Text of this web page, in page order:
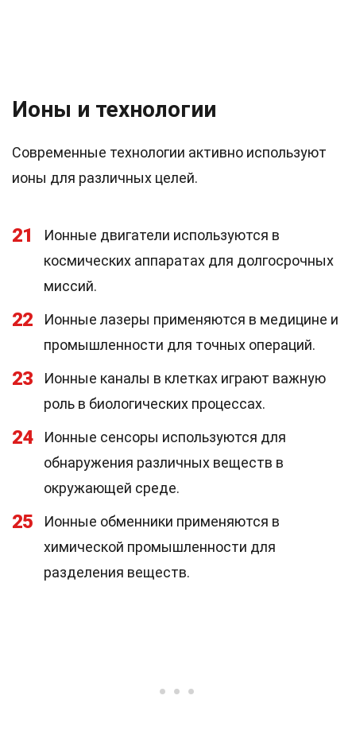
Ионы и технологии
Современные технологии активно используют
ионы для различных целей.
21
Ионные двигатели используются в
космических аппаратах для долгосрочных
миссий.
22
Ионные лазеры применяются в медицине и
промышленности для точных операций.
23
Ионные каналы в клетках играют важную
роль в биологических процессах.
24
Ионные сенсоры используются для
обнаружения различных веществ в
окружающей среде.
25
Ионные обменники применяются в
химической промышленности для
разделения веществ.